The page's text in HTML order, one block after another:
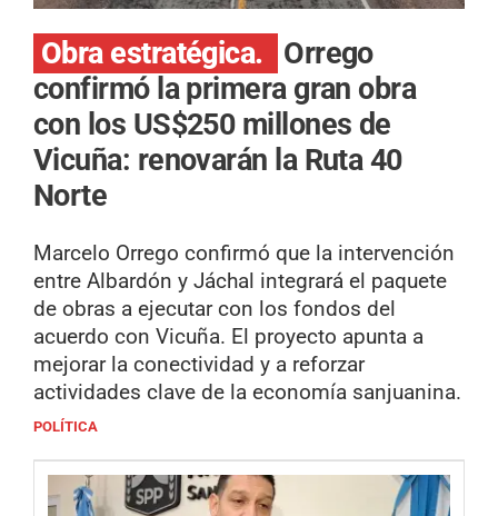
Obra estratégica.
Orrego
confirmó la primera gran obra
con los US$250 millones de
Vicuña: renovarán la Ruta 40
Norte
Marcelo Orrego confirmó que la intervención
entre Albardón y Jáchal integrará el paquete
de obras a ejecutar con los fondos del
acuerdo con Vicuña. El proyecto apunta a
mejorar la conectividad y a reforzar
actividades clave de la economía sanjuanina.
POLÍTICA